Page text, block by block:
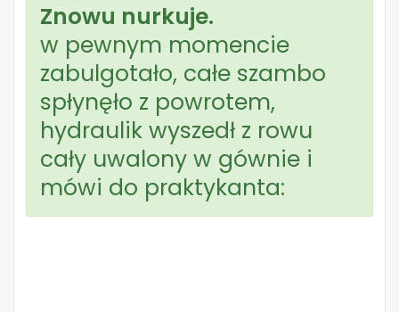
Znowu nurkuje.
w pewnym momencie
zabulgotało, całe szambo
spłynęło z powrotem,
hydraulik wyszedł z rowu
cały uwalony w gównie i
mówi do praktykanta: